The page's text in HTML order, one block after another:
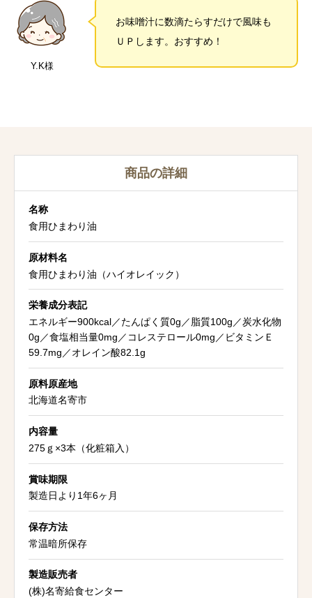
Y.K様
お味噌汁に数滴たらすだけで風味も
ＵＰします。おすすめ！
商品の詳細
名称
食用ひまわり油
原材料名
食用ひまわり油（ハイオレイック）
栄養成分表記
エネルギー900kcal／たんぱく質0g／脂質100g／炭水化物
0g／食塩相当量0mg／コレステロール0mg／ビタミンＥ
59.7mg／オレイン酸82.1g
原料原産地
北海道名寄市
内容量
275ｇ×3本（化粧箱入）
賞味期限
製造日より1年6ヶ月
保存方法
常温暗所保存
製造販売者
(株)名寄給食センター